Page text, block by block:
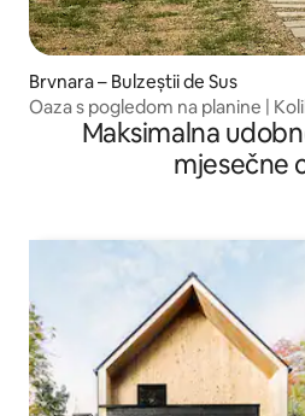
Brvnara – Bulzeștii de Sus
Oaza s pogledom na planine |
Maksimalna
mjesečne